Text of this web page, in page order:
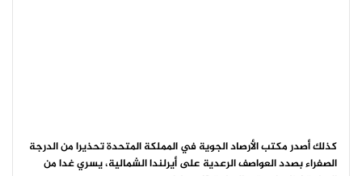
كذلك أصدر مكتب الأرصاد الجوية في المملكة المتحدة تحذيرا من الدرجة
الصفراء بصدد العواصف الرعدية على أيرلندا الشمالية، يسري غدا من